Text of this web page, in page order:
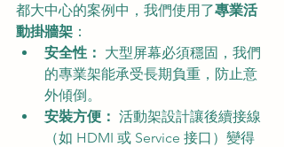
都大中心的案例中，我們使用了專業活
動掛牆架 ：
安全性： 大型屏幕必須穩固，我們
的專業架能承受長期負重，防止意
外傾倒。
安裝方便： 活動架設計讓後續接線
（如 HDMI 或 Service 接口）變得